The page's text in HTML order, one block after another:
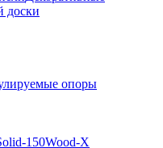
доски
опоры
150Wood-X